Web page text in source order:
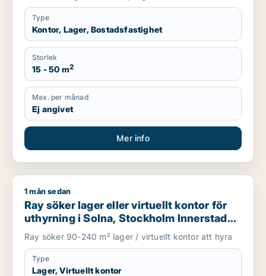
Type
Kontor, Lager, Bostadsfastighet
Storlek
15 - 50 m2
Max. per månad
Ej angivet
Mer info
Ray söker lager eller virtuellt kontor för uthyrning i Solna,
1 mån sedan
Ray söker lager eller virtuellt kontor för
uthyrning i Solna, Stockholm Innerstad
eller Kungsholmen m.fl.
Ray söker 90-240 m² lager / virtuellt kontor att hyra
Type
Lager, Virtuellt kontor